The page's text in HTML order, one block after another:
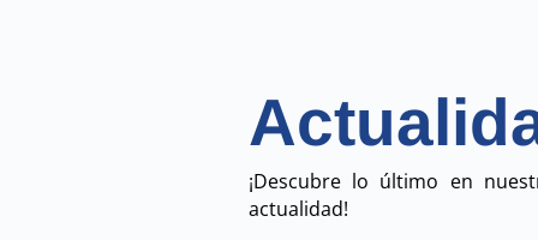
¡Descubre lo último en
actualidad!